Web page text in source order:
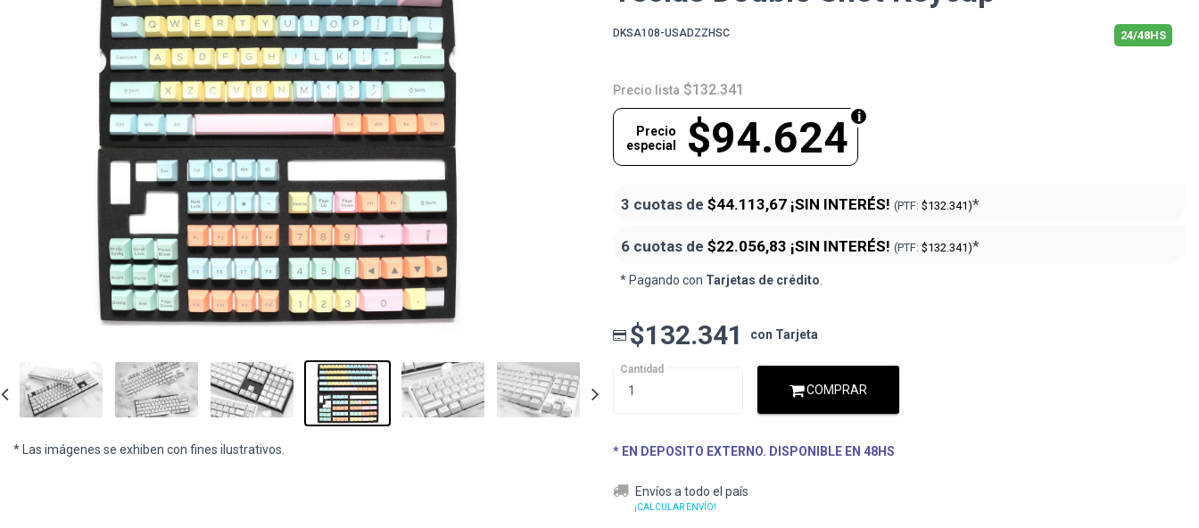
* Las imágenes se exhiben con fines ilustrativos.
DKSA108-USADZZHSC 24/48HS
Precio lista $132.341
$94.624
Precio
especial
3 cuotas de $44.113,67 ¡SIN INTERÉS! (PTF: $132.341)*
6 cuotas de $22.056,83 ¡SIN INTERÉS! (PTF: $132.341)*
* Pagando con Tarjetas de crédito
$132.341 con Tarjeta
Cantidad
COMPRAR
* EN DEPOSITO EXTERNO. DISPONIBLE EN 48HS
Envíos a todo el país
¡CALCULAR ENVÍO!